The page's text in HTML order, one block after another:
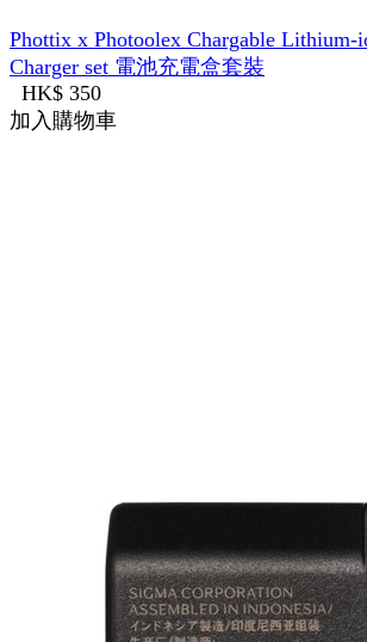
Phottix x Photoolex Chargable
Charger set 電池充電盒套裝
HK$ 350
加入購物車